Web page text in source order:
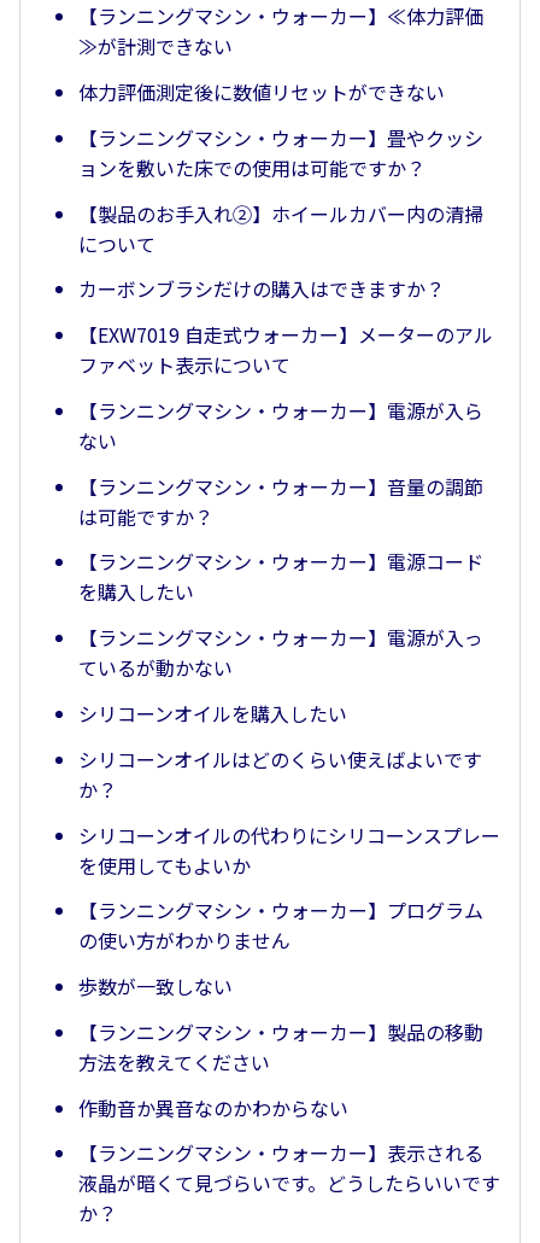
【ランニングマシン・ウォーカー】≪体力評価
≫が計測できない
体力評価測定後に数値リセットができない
【ランニングマシン・ウォーカー】畳やクッシ
ョンを敷いた床での使用は可能ですか？
【製品のお手入れ②】ホイールカバー内の清掃
について
カーボンブラシだけの購入はできますか？
【EXW7019 自走式ウォーカー】メーターのアル
ファベット表示について
【ランニングマシン・ウォーカー】電源が入ら
ない
【ランニングマシン・ウォーカー】音量の調節
は可能ですか？
【ランニングマシン・ウォーカー】電源コード
を購入したい
【ランニングマシン・ウォーカー】電源が入っ
ているが動かない
シリコーンオイルを購入したい
シリコーンオイルはどのくらい使えばよいです
か？
シリコーンオイルの代わりにシリコーンスプレー
を使用してもよいか
【ランニングマシン・ウォーカー】プログラム
の使い方がわかりません
歩数が一致しない
【ランニングマシン・ウォーカー】製品の移動
方法を教えてください
作動音か異音なのかわからない
【ランニングマシン・ウォーカー】表示される
液晶が暗くて見づらいです。どうしたらいいです
か？